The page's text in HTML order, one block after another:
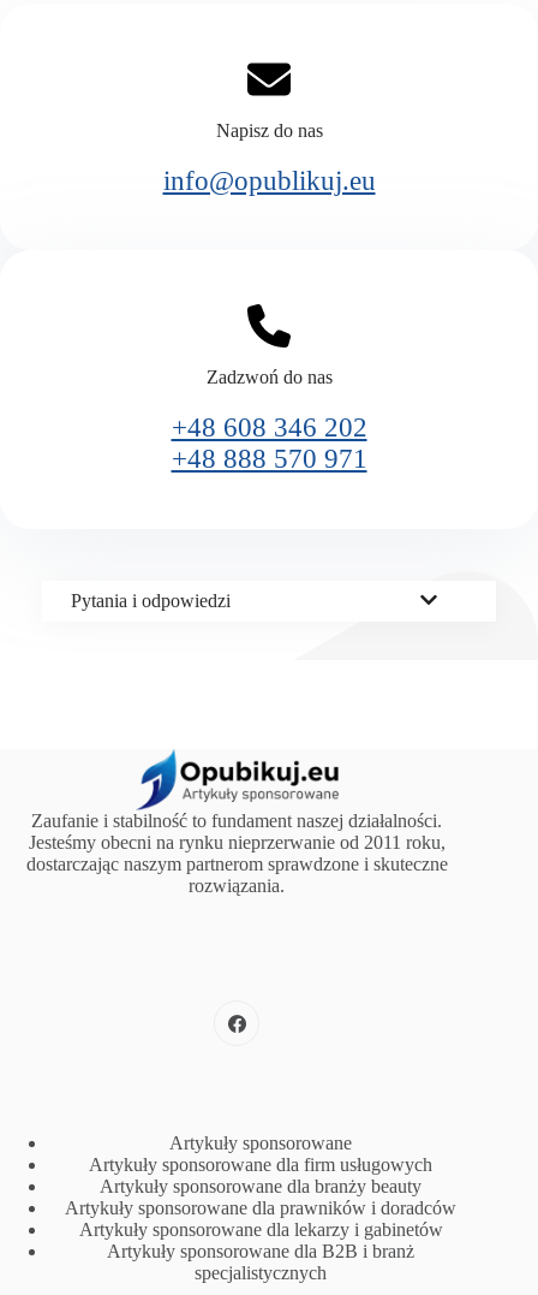
Napisz do nas
info@opublikuj.eu
Zadzwoń do nas
+48 608 346 202
+48 888 570 971
Pytania i odpowiedzi
Zaufanie i stabilność to fundament naszej działalności.
Jesteśmy obecni na rynku nieprzerwanie od 2011 roku,
dostarczając naszym partnerom sprawdzone i skuteczne
rozwiązania.
Artykuły sponsorowane
Artykuły sponsorowane dla firm usługowych
Artykuły sponsorowane dla branży beauty
Artykuły sponsorowane dla prawników i doradców
Artykuły sponsorowane dla lekarzy i gabinetów
Artykuły sponsorowane dla B2B i branż
specjalistycznych